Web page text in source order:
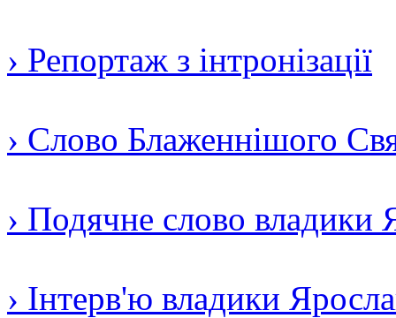
› Репортаж з інтронізації
› Слово Блаженнішого
› Подячне слово владики
› Інтерв'ю владики